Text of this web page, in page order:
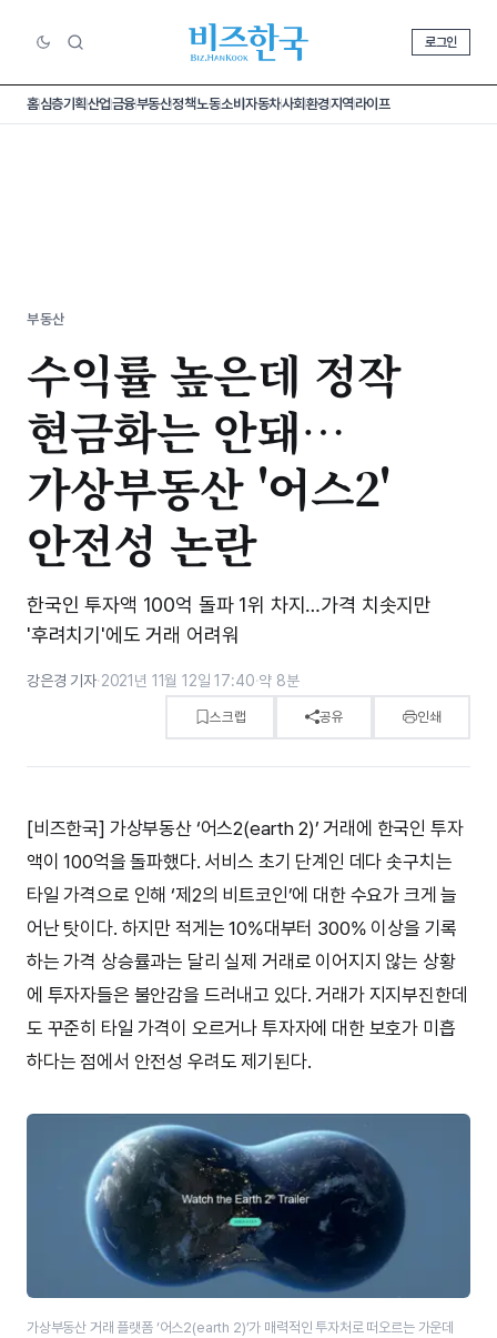
로그인
홈심층기획산업금융부동산정책노동소비 자동차사회환경지역라이프
부동산
수익률 높은데 정작
현금화는 안돼…
가상부동산 '어스2'
안전성 논란
한국인 투자액 100억 돌파 1위 차지…가격 치솟지만
'후려치기'에도 거래 어려워
강은경 기자·2021년 11월 12일 17:40·약 8분
스크랩 공유 인쇄
[비즈한국] 가상부동산 ‘어스2(earth 2)’ 거래에 한국인 투자
액이 100억을 돌파했다. 서비스 초기 단계인 데다 솟구치는
타일 가격으로 인해 ‘제2의 비트코인’에 대한 수요가 크게 늘
어난 탓이다. 하지만 적게는 10%대부터 300% 이상을 기록
하는 가격 상승률과는 달리 실제 거래로 이어지지 않는 상황
에 투자자들은 불안감을 드러내고 있다. 거래가 지지부진한데
도 꾸준히 타일 가격이 오르거나 투자자에 대한 보호가 미흡
하다는 점에서 안전성 우려도 제기된다.
가상부동산 거래 플랫폼 ‘어스2(earth 2)’가 매력적인 투자처로 떠오르는 가운데